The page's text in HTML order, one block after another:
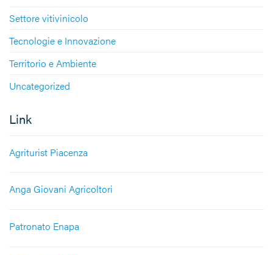
Settore vitivinicolo
Tecnologie e Innovazione
Territorio e Ambiente
Uncategorized
Link
Agriturist Piacenza
Anga Giovani Agricoltori
Patronato Enapa